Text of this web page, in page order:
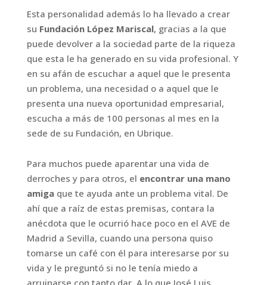
Esta personalidad además lo ha llevado a crear
su Fundación López Mariscal, gracias a la que
puede devolver a la sociedad parte de la riqueza
que esta le ha generado en su vida profesional. Y
en su afán de escuchar a aquel que le presenta
un problema, una necesidad o a aquel que le
presenta una nueva oportunidad empresarial,
escucha a más de 100 personas al mes en la
sede de su Fundación, en Ubrique.
Para muchos puede aparentar una vida de
derroches y para otros, el encontrar una mano
amigaque te ayuda ante un problema vital. De
ahí que a raíz de estas premisas, contara la
anécdota que le ocurrió hace poco en el AVE de
Madrid a Sevilla, cuando una persona quiso
tomarse un café con él para interesarse por su
vida y le preguntó si no le tenía miedo a
arruinarse con tanto dar. A lo que José Luis